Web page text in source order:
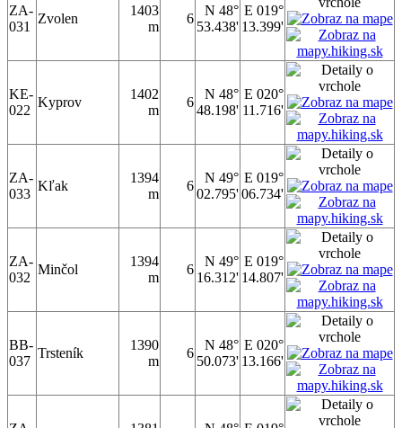
ZA-
031
Zvolen
1403
m
6
N 48°
53.438'
E 019°
13.399'
KE-
022
Kyprov
1402
m
6
N 48°
48.198'
E 020°
11.716'
ZA-
033
Kľak
1394
m
6
N 49°
02.795'
E 019°
06.734'
ZA-
032
Minčol
1394
m
6
N 49°
16.312'
E 019°
14.807'
BB-
037
Trsteník
1390
m
6
N 48°
50.073'
E 020°
13.166'